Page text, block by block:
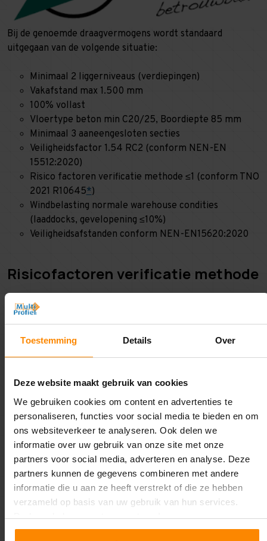
Toestemming Details Over
Deze website maakt gebruik van cookies
We gebruiken cookies om content en advertenties te
personaliseren, functies voor social media te bieden en om
ons websiteverkeer te analyseren. Ook delen we
informatie over uw gebruik van onze site met onze
partners voor social media, adverteren en analyse. Deze
partners kunnen de gegevens combineren met andere
informatie die u aan ze heeft verstrekt of die ze hebben
verzameld op basis van uw gebruik van hun services.
Druk op de knop om te accepteren!
Bij de genoemde draagvermogens wordt standaard
uitgegaan van de volgende situatie:
Minimaal 2 liggerniveaus (verdiepingen)
Vakafstand max 1.500 mm
100% vollast
Vloertype beton min C20/25, Boordiepte 85 mm
Minimaal 3 aaneengesloten secties
Veiligheidsfactor 1.54 RC2 (conform NEN-EN
15512:2020)
Risico factoren verificatie methode ≤1 (conform TNO
2021 R10645*)
Windbelasting normale warehouse condities
(laaddocks, gevelopening ≤10%)
Veiligheidsafstanden conform NEN-EN15620:2020
Risicofactoren verificatie methode
stellingen, de vragenlijst van de BMWT invult ter
verificatie van de risicofactoren. Aan de hand van de lijst
krijgt u 2 scores. Deze scores dienen niet hoger dan 1 te
zijn. Wanneer dit wel het geval is, dient de situatie
risicofactoren verificatie methode van de BMWT invullen
via de onderstaande link.
Vragenlijst risicofactoren verificatie
Palletstellingen laten keuren
(verplicht)
Wij zijn wettelijk gemachtigd om dit te doen voor u. Wij